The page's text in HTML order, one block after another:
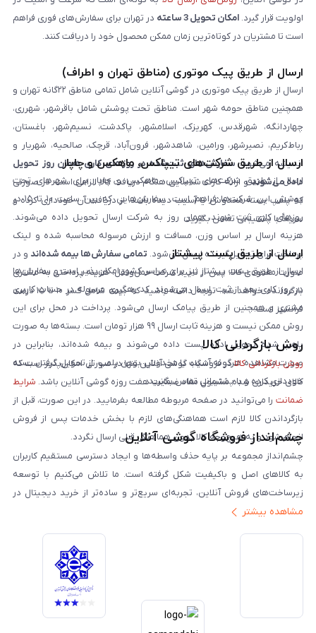
اولویت قرار گیرد. امکان تحویل 3 ساعته
در تهران برای سفارش‌های فوری فراهم
است تا مشتریان در کوتاه‌ترین زمان ممکن محصول خود را دریافت کنند.
ارسال از طریق پیک موتوری (مناطق تهران و اطراف)
ارسال از طریق پیک موتوری در گوشی آنلاین شامل تمامی مناطق ۲۲گانه تهران و
همچنین مناطق حومه شهر است. مناطق تحت پوشش شامل باقرشهر، شهرری،
چهاردانگه، شهرقدس، کهریزک، اسلامشهر، پاکدشت، نسیم‌شهر، باغستان،
رباط‌کریم، نصیرشهر، ورامین، شاهدشهر، فرون‌آباد، قرچک، صالحیه، شهریار و
اندیشه می‌شود. سفارش‌های ثبت‌شده در روزهای کاری همان روز تحویل
داده می‌شوندو ارائه کارت شناسایی هنگام دریافت کالا الزامی است. در صورتی
که پلمپ بسته مخدوش یا آسیب دیده باشد، از دریافت آن خودداری کرده و
سریعاً با پشتیبانی تماس بگیرید.
ارسال از طریق شرکت‌های تیپاکس، ماهکس و چاپار
ارسال از طریق شرکت‌های تیپاکس، ماهکس و چاپار برای شهرهای تحت
پوشش این شرکت‌ها فراهم است. سفارش‌هایی که بین ساعت ۱۰ تا ۱۵ در
روزهای کاری ثبت شوند، همان روز به شرکت ارسال تحویل داده می‌شوند.
هزینه ارسال بر اساس وزن، مسافت و ارزش مرسوله محاسبه شده و لینک
پرداخت برای تحویل‌گیرنده ارسال می‌شود. تمامی سفارش‌ها بیمه شده‌اند و در
صورت مفقودی کالا، پس از تایید شرکت حمل‌ونقل، هزینه پرداختی به مشتری
بازگردانده خواهد شد. توجه داشته باشید که بیمه شامل کسر ۱۰ تا ۱۵ درصد
فرانشیز است.
ارسال از طریق پست پیشتاز
ارسال از طریق پست پیشتاز نیز برای سراسر کشور امکان‌پذیر است و سفارش‌ها
در روز کاری بعد از ثبت، ارسال می‌شوند. کد رهگیری مرسوله در حساب کاربری
مشتری و همچنین از طریق پیامک ارسال می‌شود. پرداخت در محل برای این
روش ممکن نیست و هزینه ثابت ارسال ۹۹ هزار تومان است. بسته‌ها به صورت
پلمپ شده تحویل اداره پست داده می‌شوند و بیمه شده‌اند، بنابراین در
صورت مشاهده هرگونه آسیب یا مخدوش بودن پلمپ، از تحویل گرفتن بسته
خودداری کرده و با پشتیبانی تماس بگیرید.
روش بازگردانی کالا
روش بازگردانی کالادر فروشگاه گوشی آنلاین تنها در صورتی امکان‌پذیر است که
کالای خریداری شده مشمول مفاد ضمانت هفت روزه گوشی آنلاین باشد. شرایط
ضمانت را می‌توانید در صفحه مربوطه مطالعه بفرمایید. در این صورت، قبل از
بازگرداندن کالا لازم است هماهنگی‌های لازم با بخش خدمات پس از فروش
انجام شود و به هیچ‌وجه کالا بدون هماهنگی قبلی ارسال نگردد.
چشم‌انداز فروشگاه گوشی آنلاین
چشم‌انداز مجموعه بر پایه حذف واسطه‌ها و ایجاد دسترسی مستقیم کاربران
به کالاهای اصل و باکیفیت شکل گرفته است. ما تلاش می‌کنیم با توسعه
زیرساخت‌های فروش آنلاین، تجربه‌ای سریع‌تر و ساده‌تر از خرید دیجیتال در
ایران ارائه دهیم. تبدیل‌شدن به مرجعی قابل اعتماد برای خرید کالای دیجیتال،
خدمات و به‌روزرسانی مداوم محصولات، مسیر ما را روشن‌تر می‌کند. ما باور
داریم آینده بازار دیجیتال متعلق به کسب‌وکارهایی است که صداقت و شفافیت
را در اولویت قرار می‌دهند. گوشی آنلاین با تکیه بر تجربه و تخصص، با قدرت به
سمت تحقق این چشم‌انداز حرکت می‌کند.
مشاهده بیشتر